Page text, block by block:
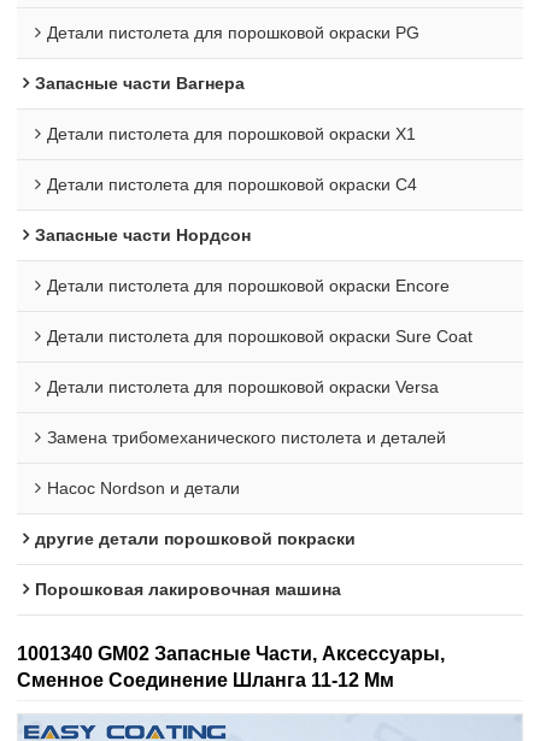
Детали пистолета для порошковой окраски PG
Запасные части Вагнера
Детали пистолета для порошковой окраски X1
Детали пистолета для порошковой окраски C4
Запасные части Нордсон
Детали пистолета для порошковой окраски Encore
Детали пистолета для порошковой окраски Sure Coat
Детали пистолета для порошковой окраски Versa
Замена трибомеханического пистолета и деталей
Насос Nordson и детали
другие детали порошковой покраски
Порошковая лакировочная машина
1001340 GM02 Запасные Части, Аксессуары,
Сменное Соединение Шланга 11-12 Мм